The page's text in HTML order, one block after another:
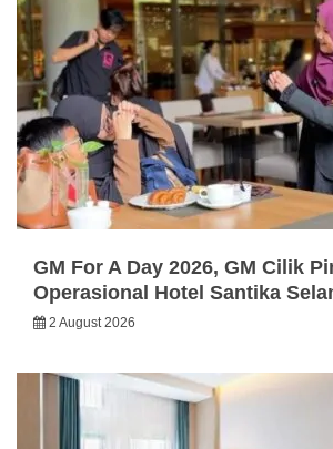
GM For A Day 2026, GM Cilik
Operasional Hotel Santika
2 August 2026